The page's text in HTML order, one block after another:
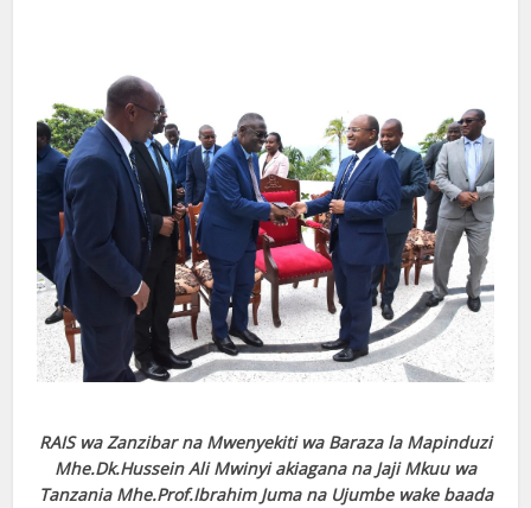
RAIS wa Zanzibar na Mwenyekiti wa Baraza la Mapinduzi
Mhe.Dk.Hussein Ali Mwinyi akiagana na Jaji Mkuu wa
Tanzania Mhe.Prof.Ibrahim Juma na Ujumbe wake baada